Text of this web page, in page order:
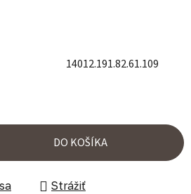
14012.191.82.61.109
DO KOŠÍKA
Strážiť